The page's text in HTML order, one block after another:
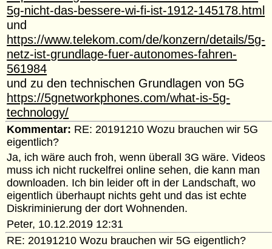
5g-nicht-das-bessere-wi-fi-ist-1912-145178.html
und
https://www.telekom.com/de/konzern/details/5g-
netz-ist-grundlage-fuer-autonomes-fahren-
561984
und zu den technischen Grundlagen von 5G
https://5gnetworkphones.com/what-is-5g-
technology/
Kommentar: RE: 20191210 Wozu brauchen wir 5G
eigentlich?
Ja, ich wäre auch froh, wenn überall 3G wäre. Videos
muss ich nicht ruckelfrei online sehen, die kann man
downloaden. Ich bin leider oft in der Landschaft, wo
eigentlich überhaupt nichts geht und das ist echte
Diskriminierung der dort Wohnenden.
Peter, 10.12.2019 12:31
RE: 20191210 Wozu brauchen wir 5G eigentlich?